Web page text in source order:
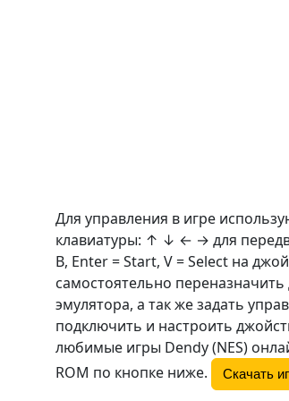
Для управления в игре
клавиатуры: ↑ ↓ ← → для
B, Enter = Start, V = Select на
самостоятельно
эмулятора, а так же задать
подключить и настроить
любимые игры Dendy (NES)
ROM по кнопке ниже.
Скачать